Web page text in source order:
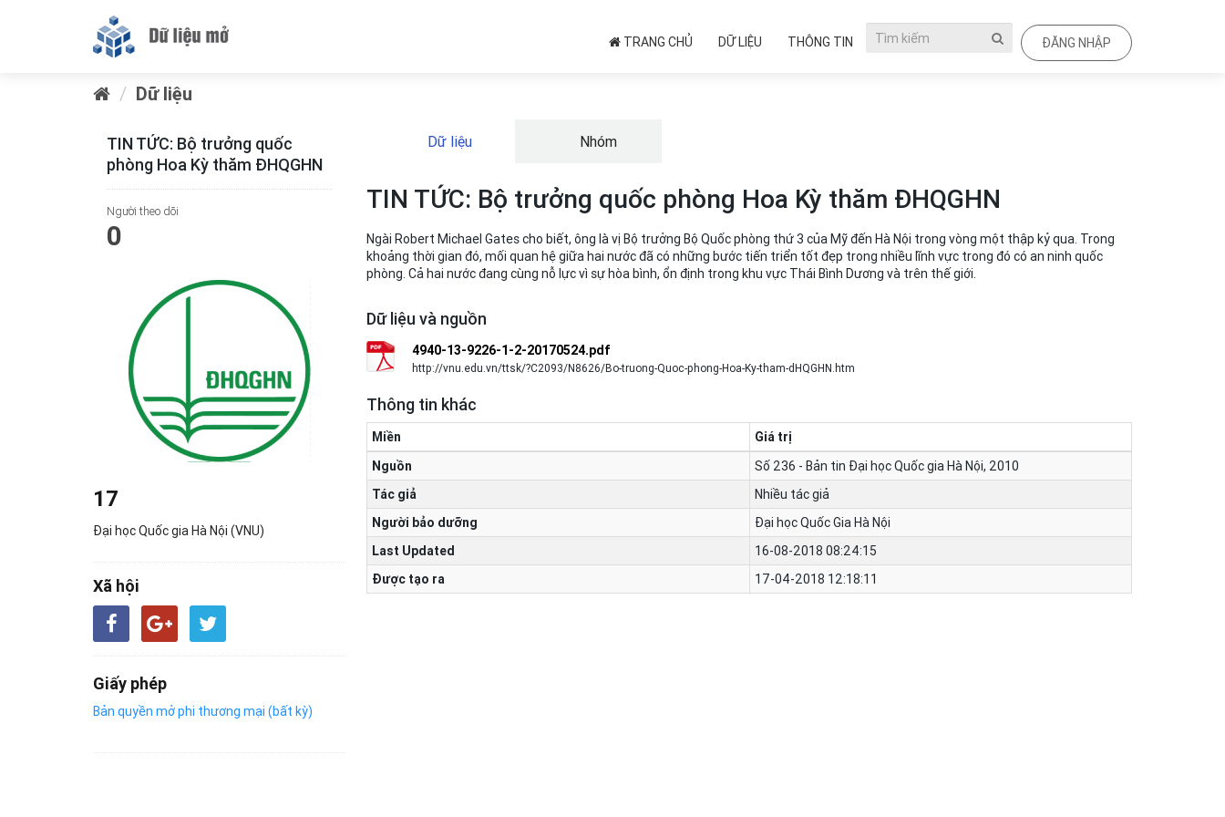
TRANG CHỦ DỮ LIỆU THÔNG TIN ĐĂNG NHẬP
Dữ liệu
TIN TỨC: Bộ trưởng quốc
phòng Hoa Kỳ thăm ĐHQGHN
Người theo dõi
0
17
Đại học Quốc gia Hà Nội (VNU)
Xã hội
Giấy phép
Bản quyền mở phi thương mại (bất kỳ)
Dữ liệu Nhóm
TIN TỨC: Bộ trưởng quốc phòng Hoa Kỳ thăm ĐHQGHN
Ngài Robert Michael Gates cho biết, ông là vị Bộ trưởng Bộ Quốc phòng thứ 3 của Mỹ đến Hà Nội trong vòng một thập kỷ qua. Trong
khoảng thời gian đó, mối quan hệ giữa hai nước đã có những bước tiến triển tốt đẹp trong nhiều lĩnh vực trong đó có an ninh quốc
phòng. Cả hai nước đang cùng nỗ lực vì sự hòa bình, ổn định trong khu vực Thái Bình Dương và trên thế giới.
Dữ liệu và nguồn
4940-13-9226-1-2-20170524.pdf
http://vnu.edu.vn/ttsk/?C2093/N8626/Bo-truong-Quoc-phong-Hoa-Ky-tham-dHQGHN.htm
Thông tin khác
Miền
Giá trị
Nguồn
Số 236 - Bản tin Đại học Quốc gia Hà Nội, 2010
Tác giả
Nhiều tác giả
Người bảo dưỡng
Đại học Quốc Gia Hà Nội
Last Updated
16-08-2018 08:24:15
Được tạo ra
17-04-2018 12:18:11